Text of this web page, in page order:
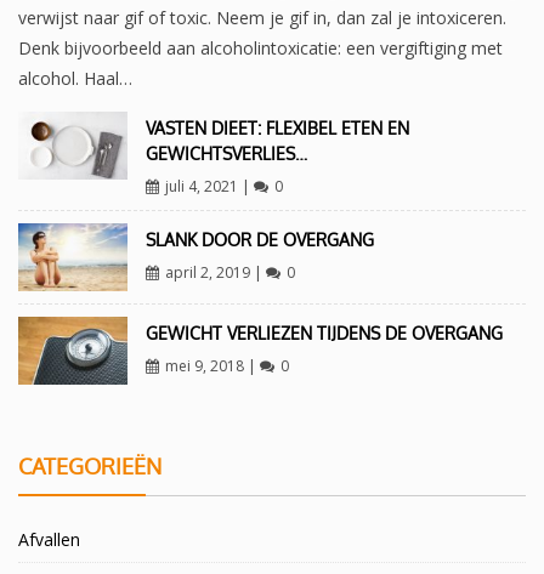
verwijst naar gif of toxic. Neem je gif in, dan zal je intoxiceren.
Denk bijvoorbeeld aan alcoholintoxicatie: een vergiftiging met
alcohol. Haal…
VASTEN DIEET: FLEXIBEL ETEN EN
GEWICHTSVERLIES…
juli 4, 2021 | 0
SLANK DOOR DE OVERGANG
april 2, 2019| 0
GEWICHT VERLIEZEN TIJDENS DE OVERGANG
mei 9, 2018| 0
CATEGORIEËN
Afvallen